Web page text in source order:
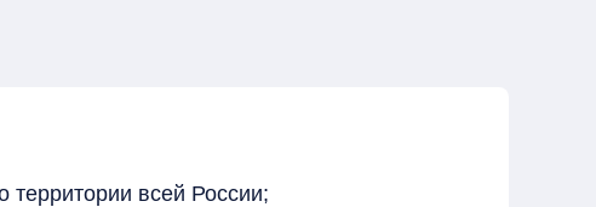
территории всей России;